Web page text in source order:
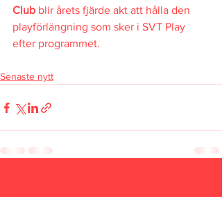
Club blir årets fjärde akt att hålla den
playförlängning som sker i SVT Play
efter programmet.
Senaste nytt